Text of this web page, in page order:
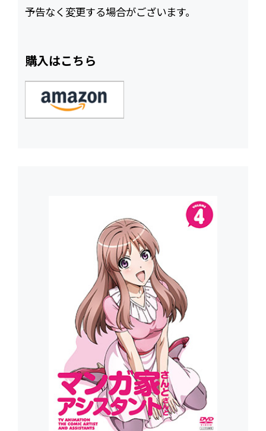
予告なく変更する場合がございます。
購入はこちら